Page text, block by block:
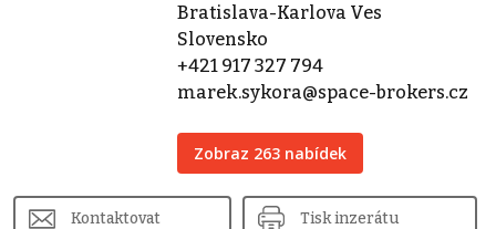
Bratislava-Karlova Ves
Slovensko
+421 917 327 794
marek.sykora@space-brokers.cz
Zobraz 263 nabídek
Kontaktovat Tisk inzerátu